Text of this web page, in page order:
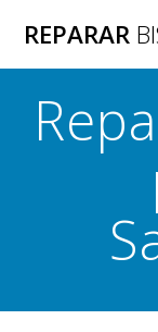
REPARAR